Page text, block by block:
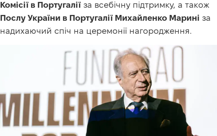
Комісії в Португалії за всебічну підтримку, а також
Послу України в Португалії Михайленко Марині за
надихаючий спіч на церемонії нагородження.